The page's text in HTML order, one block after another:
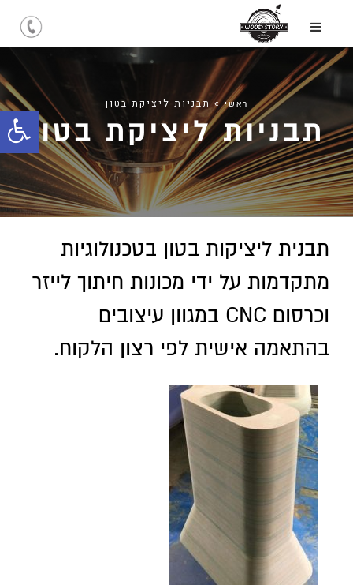
ראשי » תבניות ליציקת בטון
תבניות ליציקת בטון
תבנית ליציקות בטון בטכנולוגיות
מתקדמות על ידי מכונות חיתוך לייזר
וכרסום CNC במגוון עיצובים
בהתאמה אישית לפי רצון הלקוח.